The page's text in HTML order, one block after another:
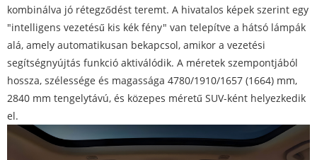
kombinálva jó rétegződést teremt. A hivatalos képek szerint egy
"intelligens vezetésű kis kék fény" van telepítve a hátsó lámpák
alá, amely automatikusan bekapcsol, amikor a vezetési
segítségnyújtás funkció aktiválódik. A méretek szempontjából
hossza, szélessége és magassága 4780/1910/1657 (1664) mm,
2840 mm tengelytávú, és közepes méretű SUV-ként helyezkedik
el.